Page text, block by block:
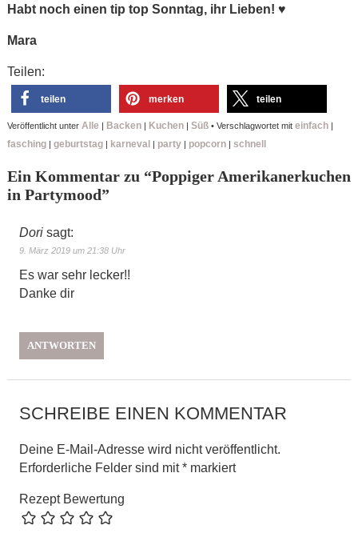
Habt noch einen tip top Sonntag, ihr Lieben! ♥
Mara
Teilen:
teilen merken teilen
Veröffentlicht unter Alle Backen| Kuchen| Süß• Verschlagwortet mit einfach|
fasching| geburtstag| karneval party| popcorn| schnell
Ein Kommentar zu “Poppiger Amerikanerkuchen
in Partymood”
Dori sagt:
9. März 2019 um 21:38 Uhr
Es war sehr lecker!!
Danke dir
ANTWORTEN
SCHREIBE EINEN KOMMENTAR
Deine E-Mail-Adresse wird nicht veröffentlicht.
Erforderliche Felder sind mit*markiert
Rezept Bewertung